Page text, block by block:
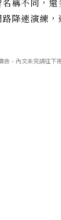
稱不同，還
路降速演練